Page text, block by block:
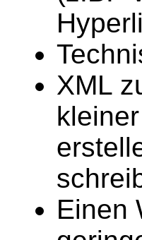
XML
Einen